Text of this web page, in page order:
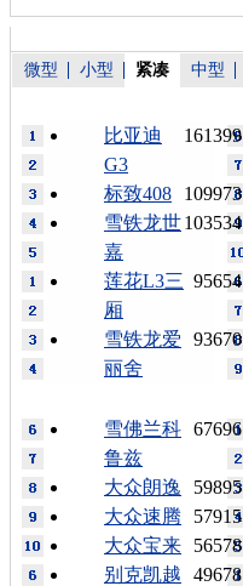
微型 小型 紧凑 中型
161399
比亚迪
G3
109973
标致408
103534
雪铁龙世
嘉
95654
莲花L3三
厢
93670
雪铁龙爱
丽舍
67696
雪佛兰科
鲁兹
59895
大众朗逸
57915
大众速腾
56578
大众宝来
49678
别克凯越